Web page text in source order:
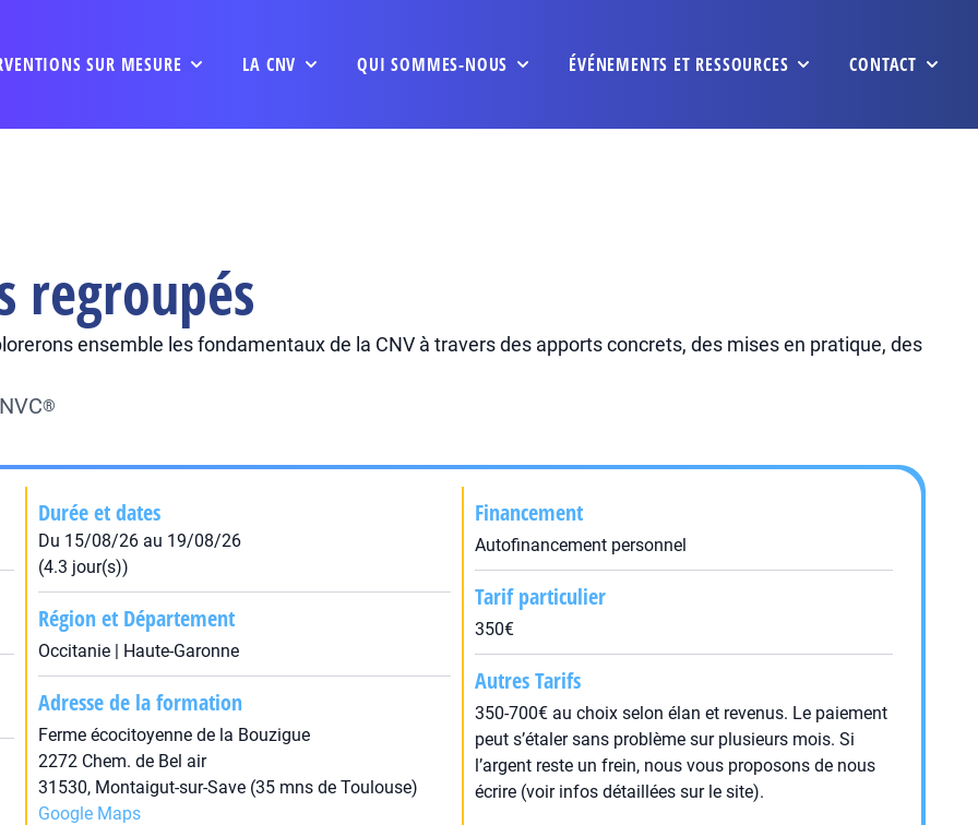
SUR MESURE LA CNV QUI SOMMES-NOUS ÉVÉNEMENTS ET RESSOURCES CONTACT
regroupés
ensemble les fondamentaux de la CNV à travers des apports concrets, des mises en pratique, des
®
Durée et dates
Du 15/08/26 au 19/08/26
(4.3 jour(s))
Région et Département
Occitanie | Haute-Garonne
Adresse de la formation
Ferme écocitoyenne de la Bouzigue
2272 Chem. de Bel air
31530, Montaigut-sur-Save (35 mns de Toulouse)
Google Maps
Financement
Autofinancement personnel
Tarif particulier
350€
Autres Tarifs
350-700€ au choix selon élan et revenus. Le paiement
peut s’étaler sans problème sur plusieurs mois. Si
l’argent reste un frein, nous vous proposons de nous
écrire (voir infos détaillées sur le site).